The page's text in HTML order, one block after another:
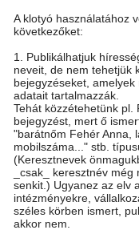
A klotyó használatához
következőket:
1. Publikálhatjuk
neveit, de nem tehetjük
bejegyzéseket, amelyek
adatait tartalmazzák.
Tehát közzétehetünk pl.
bejegyzést, mert ő
"barátnőm Fehér Anna,
mobilszáma..." stb.
(Keresztnevek
_csak_ keresztnév
senkit.) Ugyanez az elv
intézményekre,
széles körben ismert,
akkor nem.